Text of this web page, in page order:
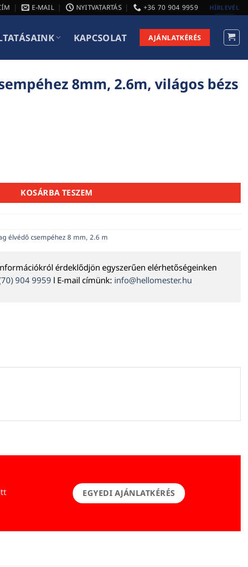
E-MAIL NYITVATARTÁS +36 70 904 9959 HÍRLEVÉL
KAPCSOLAT AJÁNLATKÉRÉS
8mm, 2.6m, világos bézs
világos bézs mennyiség
KOSÁRBA TESZEM
élvédő csempéhez 8 mm, 2.6 m
érdeklődjön egyszerűen elérhetőségeinken
904 9959 l E-mail címünk: info@hellomester.hu
EGYEDI AJÁNLATKÉRÉS